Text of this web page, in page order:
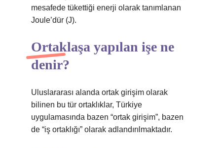
mesafede tükettiği enerji olarak tanımlanan
Joule’dür (J).
Ortaklaşa yapılan işe ne
denir?
Uluslararası alanda ortak girişim olarak
bilinen bu tür ortaklıklar, Türkiye
uygulamasında bazen “ortak girişim”, bazen
de “iş ortaklığı” olarak adlandırılmaktadır.